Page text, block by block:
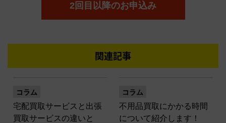
2回目以降のお申込み
関連記事
コラム
宅配買取サービスと出張
買取サービスの違いと
コラム
不用品買取にかかる時間
について紹介します！